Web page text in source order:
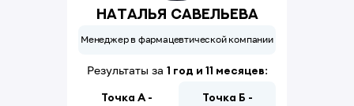
Наталья Савельева
Менеджер в фармацевтической компании
Результаты за 1 год и 11 месяцев:
Точка А - Точка Б -
Пн. — Пт. с 10.00 - 18.00